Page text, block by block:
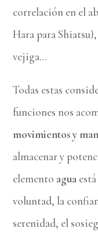
correlación en el
Hara para
vejiga…
Todas estas
funciones nos
movimientos y
almacenar y
elemento agua
voluntad, la
serenidad, el